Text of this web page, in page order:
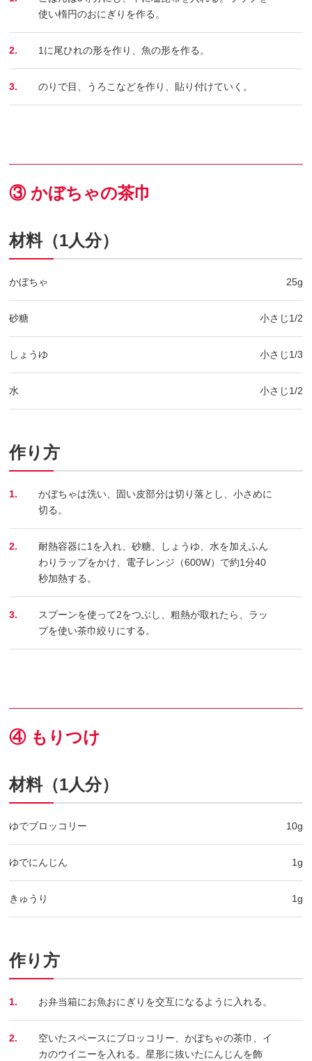
使い楕円のおにぎりを作る。
2. 1に尾ひれの形を作り、魚の形を作る。
3. のりで目、うろこなどを作り、貼り付けていく。
③ かぼちゃの茶巾
材料（1人分）
かぼちゃ 25g
砂糖 小さじ1/2
しょうゆ 小さじ1/3
水 小さじ1/2
作り方
1.
かぼちゃは洗い、固い皮部分は切り落とし、小さめに
切る。
2.
耐熱容器に1を入れ、砂糖、しょうゆ、水を加えふん
わりラップをかけ、電子レンジ（600W）で約1分40
秒加熱する。
3.
スプーンを使って2をつぶし、粗熱が取れたら、ラッ
プを使い茶巾絞りにする。
④ もりつけ
材料（1人分）
ゆでブロッコリー 10g
ゆでにんじん 1g
きゅうり 1g
作り方
1. お弁当箱にお魚おにぎりを交互になるように入れる。
2.
空いたスペースにブロッコリー、かぼちゃの茶巾、イ
カのウイニーを入れる。星形に抜いたにんじんを飾